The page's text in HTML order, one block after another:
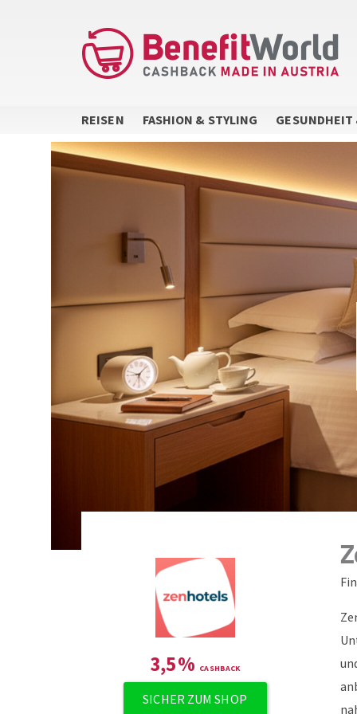
REISEN FASHION & STYLING GESUNDHEIT
3,5%
SICHER ZUM SHOP